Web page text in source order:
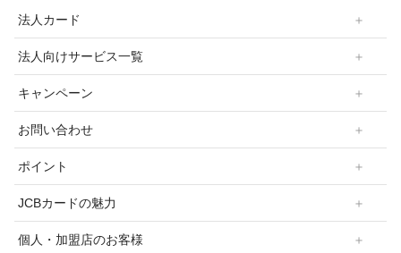
法人カード
法人向けサービス一覧
キャンペーン
お問い合わせ
ポイント
JCBカードの魅力
個人・加盟店のお客様